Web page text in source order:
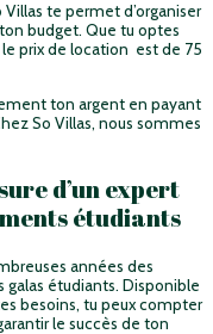
te permet d’organiser
budget. Que tu optes
prix de location est de 75
ton argent en payant
So Villas, nous sommes
d’un expert
étudiants
années des
étudiants. Disponible
besoins, tu peux compter
le succès de ton